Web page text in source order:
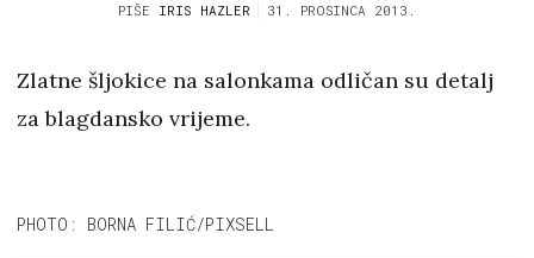
PIŠE IRIS HAZLER 31. PROSINCA 2013.
Zlatne šljokice na salonkama odličan su detalj
za blagdansko vrijeme.
PHOTO: BORNA FILIĆ/PIXSELL